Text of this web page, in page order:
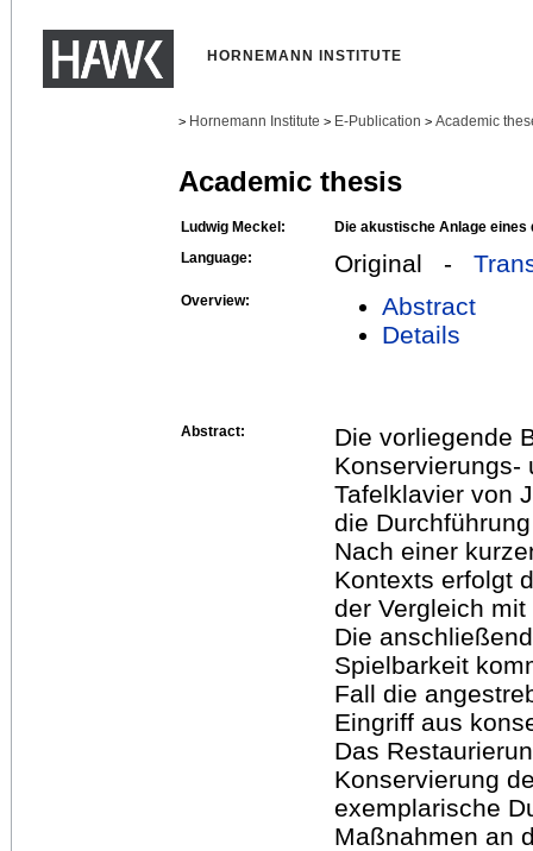
HORNEMANN INSTITUTE
> Hornemann Institute > E-Publication > Academic
Academic thesis
Ludwig Meckel:
Die akustische Anlage
Language:
Original -
Overview:
Abstract
Details
Abstract:
Die vorliegende
Konservierungs-
Tafelklavier von
die
Nach einer
Kontexts erfolgt
der Vergleich
Die
Spielbarkeit
Fall die
Eingriff aus
Das
Konservierung
exemplarische
Maßnahmen an